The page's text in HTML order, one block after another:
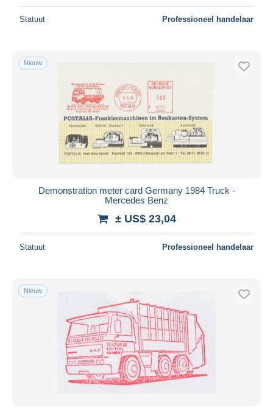
Statuut Professioneel handelaar
Nieuw
Demonstration meter card Germany 1984 Truck -
Mercedes Benz
± US$ 23,04
Statuut Professioneel handelaar
Nieuw